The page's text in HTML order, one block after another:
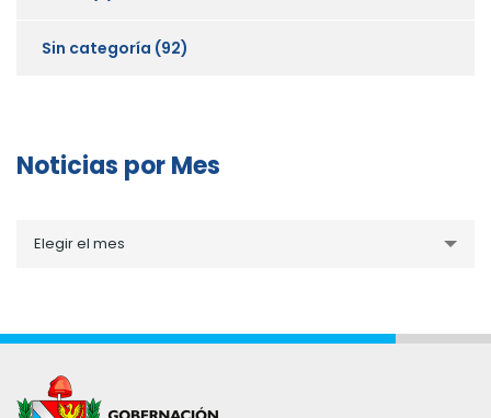
Sin categoría (92)
Noticias por Mes
porElegir el mes